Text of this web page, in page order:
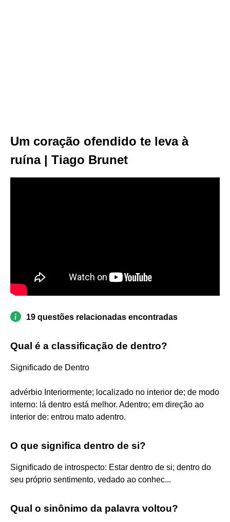
Um coração ofendido te leva à
ruína | Tiago Brunet
19 questões relacionadas encontradas
Qual é a classificação de dentro?
Significado de Dentro
advérbio Interiormente; localizado no interior de; de modo
interno: lá dentro está melhor. Adentro; em direção ao
interior de: entrou mato adentro.
O que significa dentro de si?
Significado de introspecto: Estar dentro de si; dentro do
seu próprio sentimento, vedado ao conhec...
Qual o sinônimo da palavra voltou?